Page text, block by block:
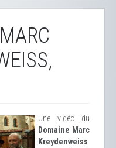
Une vidéo du
Domaine Marc
Kreydenweiss